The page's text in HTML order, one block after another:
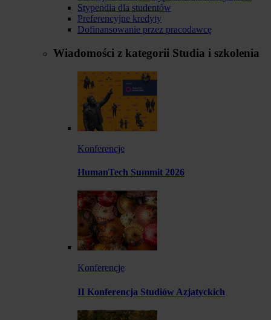
Stypendia dla studentów
Preferencyjne kredyty
Dofinansowanie przez pracodawcę
Wiadomości z kategorii Studia i szkolenia
Konferencje
HumanTech Summit 2026
Konferencje
II Konferencja Studiów Azjatyckich